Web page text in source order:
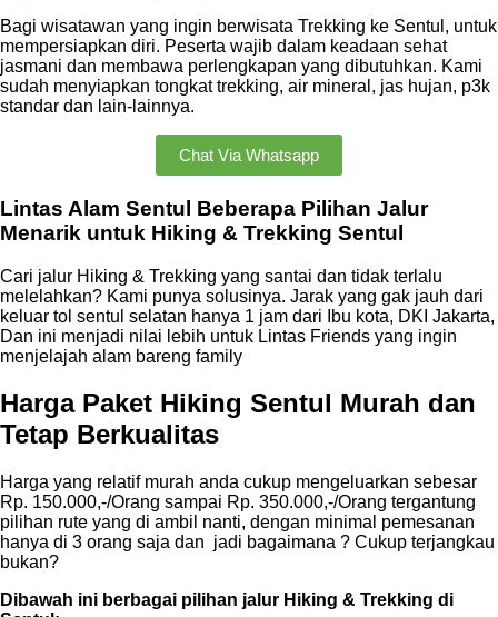
Bagi wisatawan yang ingin berwisata Trekking ke Sentul, untuk
mempersiapkan diri. Peserta wajib dalam keadaan sehat
jasmani dan membawa perlengkapan yang dibutuhkan. Kami
sudah menyiapkan tongkat trekking, air mineral, jas hujan, p3k
standar dan lain-lainnya.
Chat Via Whatsapp
Lintas Alam Sentul Beberapa Pilihan Jalur
Menarik untuk Hiking & Trekking Sentul
Cari jalur Hiking & Trekking yang santai dan tidak terlalu
melelahkan? Kami punya solusinya. Jarak yang gak jauh dari
keluar tol sentul selatan hanya 1 jam dari Ibu kota, DKI Jakarta,
Dan ini menjadi nilai lebih untuk Lintas Friends yang ingin
menjelajah alam bareng family
Harga Paket Hiking Sentul Murah dan
Tetap Berkualitas
Harga yang relatif murah anda cukup mengeluarkan sebesar
Rp. 150.000,-/Orang sampai Rp. 350.000,-/Orang tergantung
pilihan rute yang di ambil nanti, dengan minimal pemesanan
hanya di 3 orang saja dan jadi bagaimana ? Cukup terjangkau
bukan?
Dibawah ini berbagai pilihan jalur Hiking & Trekking di